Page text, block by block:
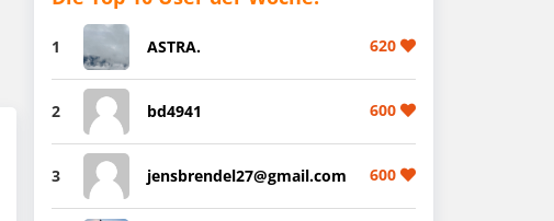
1 ASTRA. 620
2 bd4941 600
3 jensbrendel27@gmail.com 600